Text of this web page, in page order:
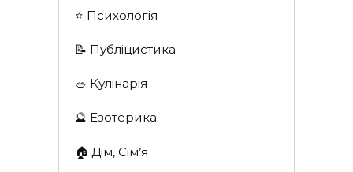
⭐️ Психологія
📝 Публіцистика
🥗 Кулінарія
🔮 Езотерика
🏠 Дім, Сім’я